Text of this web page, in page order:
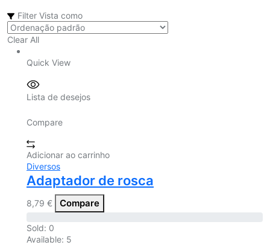
Filter Vista como
Clear All
Quick View
Lista de desejos
Compare
Adicionar ao carrinho
Diversos
Adaptador de rosca
8,79 € Compare
Sold: 0
Available: 5